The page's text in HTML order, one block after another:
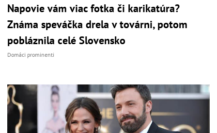
Napovie vám viac fotka či karikatúra?
Známa speváčka drela v továrni, potom
pobláznila celé Slovensko
Domáci prominenti